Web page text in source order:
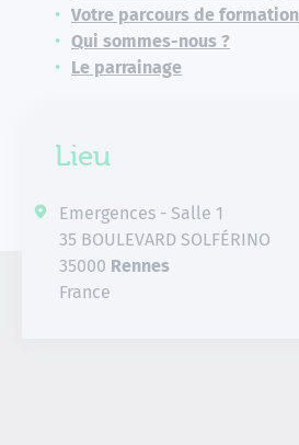
Votre parcours de formation
Qui sommes-nous ?
Le parrainage
Lieu
Emergences - Salle 1
35 BOULEVARD SOLFÉRINO
35000 Rennes
France